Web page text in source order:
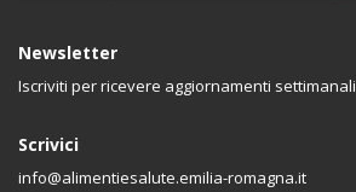
Newsletter
Iscriviti per ricevere aggiornamenti settimanali
Scrivici
info@alimentiesalute.emilia-romagna.it